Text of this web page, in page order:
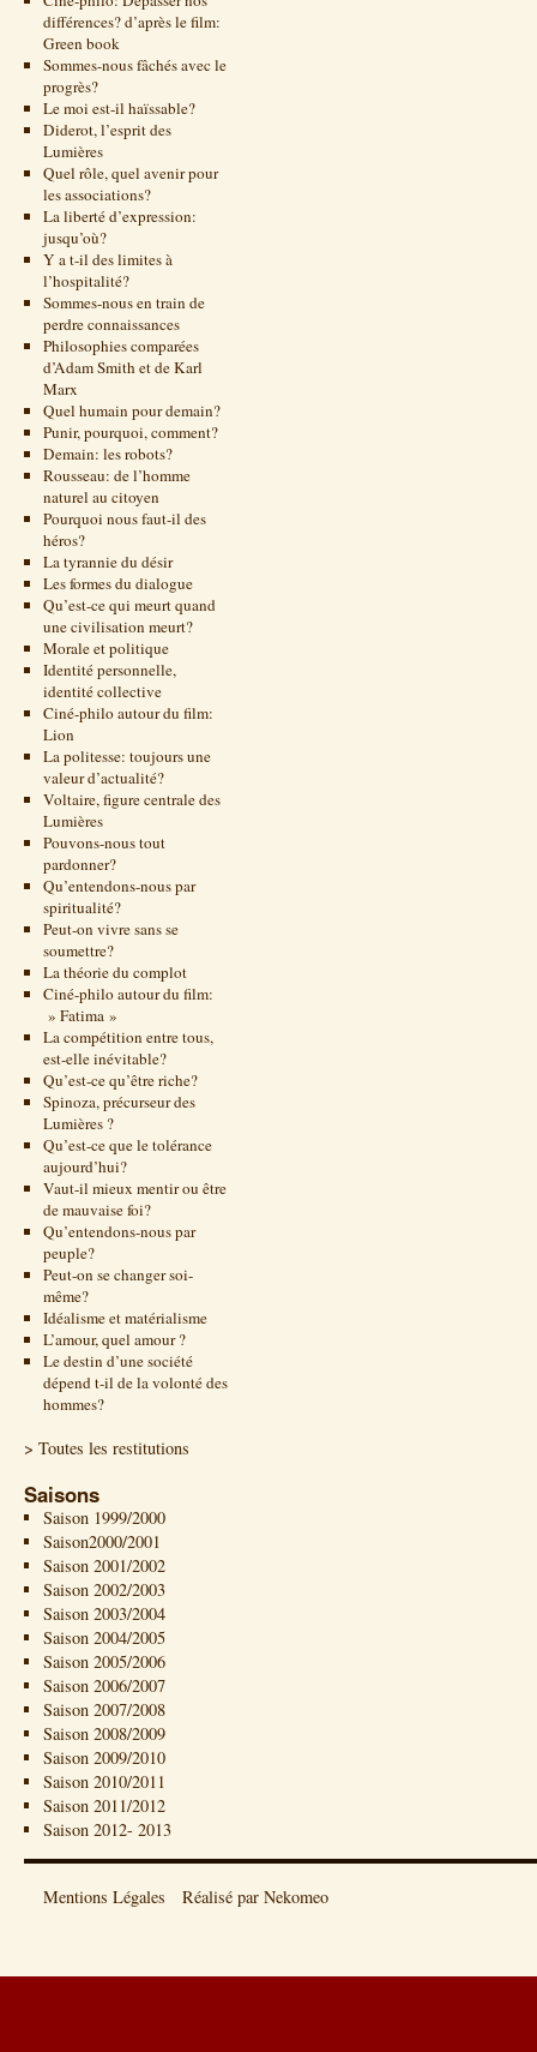
différences? d’après le film:
Green book
Sommes-nous fâchés avec le
progrès?
Le moi est-il haïssable?
Diderot, l’esprit des
Lumières
Quel rôle, quel avenir pour
les associations?
La liberté d’expression:
jusqu’où?
Y a t-il des limites à
l’hospitalité?
Sommes-nous en train de
perdre connaissances
Philosophies comparées
d’Adam Smith et de Karl
Marx
Quel humain pour demain?
Punir, pourquoi, comment?
Demain: les robots?
Rousseau: de l’homme
naturel au citoyen
Pourquoi nous faut-il des
héros?
La tyrannie du désir
Les formes du dialogue
Qu’est-ce qui meurt quand
une civilisation meurt?
Morale et politique
Identité personnelle,
identité collective
Ciné-philo autour du film:
Lion
La politesse: toujours une
valeur d’actualité?
Voltaire, figure centrale des
Lumières
Pouvons-nous tout
pardonner?
Qu’entendons-nous par
spiritualité?
Peut-on vivre sans se
soumettre?
La théorie du complot
Ciné-philo autour du film:
» Fatima »
La compétition entre tous,
est-elle inévitable?
Qu’est-ce qu’être riche?
Spinoza, précurseur des
Lumières ?
Qu’est-ce que le tolérance
aujourd’hui?
Vaut-il mieux mentir ou être
de mauvaise foi?
Qu’entendons-nous par
peuple?
Peut-on se changer soi-
même?
Idéalisme et matérialisme
L’amour, quel amour ?
Le destin d’une société
dépend t-il de la volonté des
hommes?
> Toutes les restitutions
Saisons
Saison 1999/2000
Saison2000/2001
Saison 2001/2002
Saison 2002/2003
Saison 2003/2004
Saison 2004/2005
Saison 2005/2006
Saison 2006/2007
Saison 2007/2008
Saison 2008/2009
Saison 2009/2010
Saison 2010/2011
Saison 2011/2012
Saison 2012- 2013
Mentions Légales Réalisé par Nekomeo